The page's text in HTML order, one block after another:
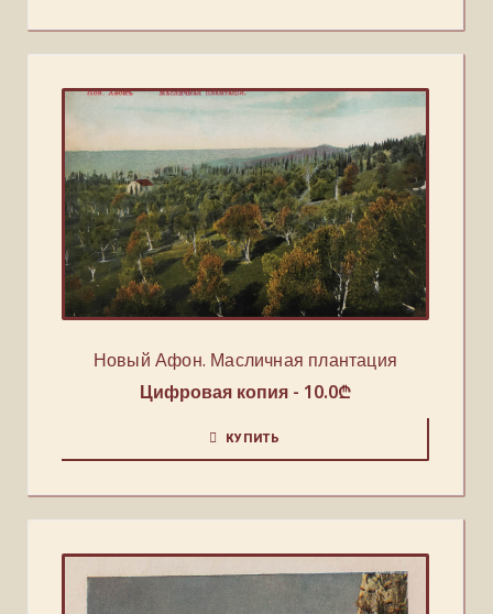
Новый Афон. Масличная плантация
Цифровая копия - 10.0₾
КУПИТЬ